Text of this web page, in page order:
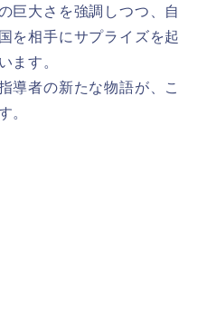
巨大さを強調しつつ、自
を相手にサプライズを起
ます。
導者の新たな物語が、こ
。